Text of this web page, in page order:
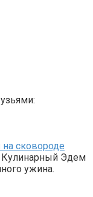
сковороде
Эдем
ужина.